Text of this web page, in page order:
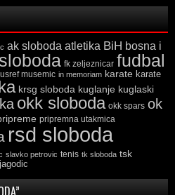
ak sloboda atletika BiH bosna i
fk zeljeznicar fudbal
musemic in memoriam karate karate
krsg sloboda kuglanje kuglaski
okk sloboda okk spars ok
pripremna utakmica
rsd sloboda
slavko petrovic tenis tk sloboda tsk